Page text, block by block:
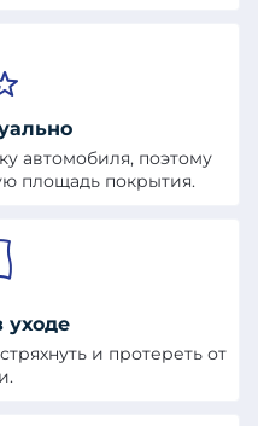
автомобиля, поэтому
площадь покрытия.
уходе
и протереть от